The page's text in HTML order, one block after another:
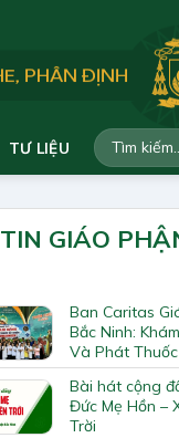
TƯ LIỆU
TIN GIÁO
Ban Caritas
Bắc Ninh:
Và Phát
Phí Tại Giáo
Chương
Bài hát cộng
Đức Mẹ Hồn –
Trời